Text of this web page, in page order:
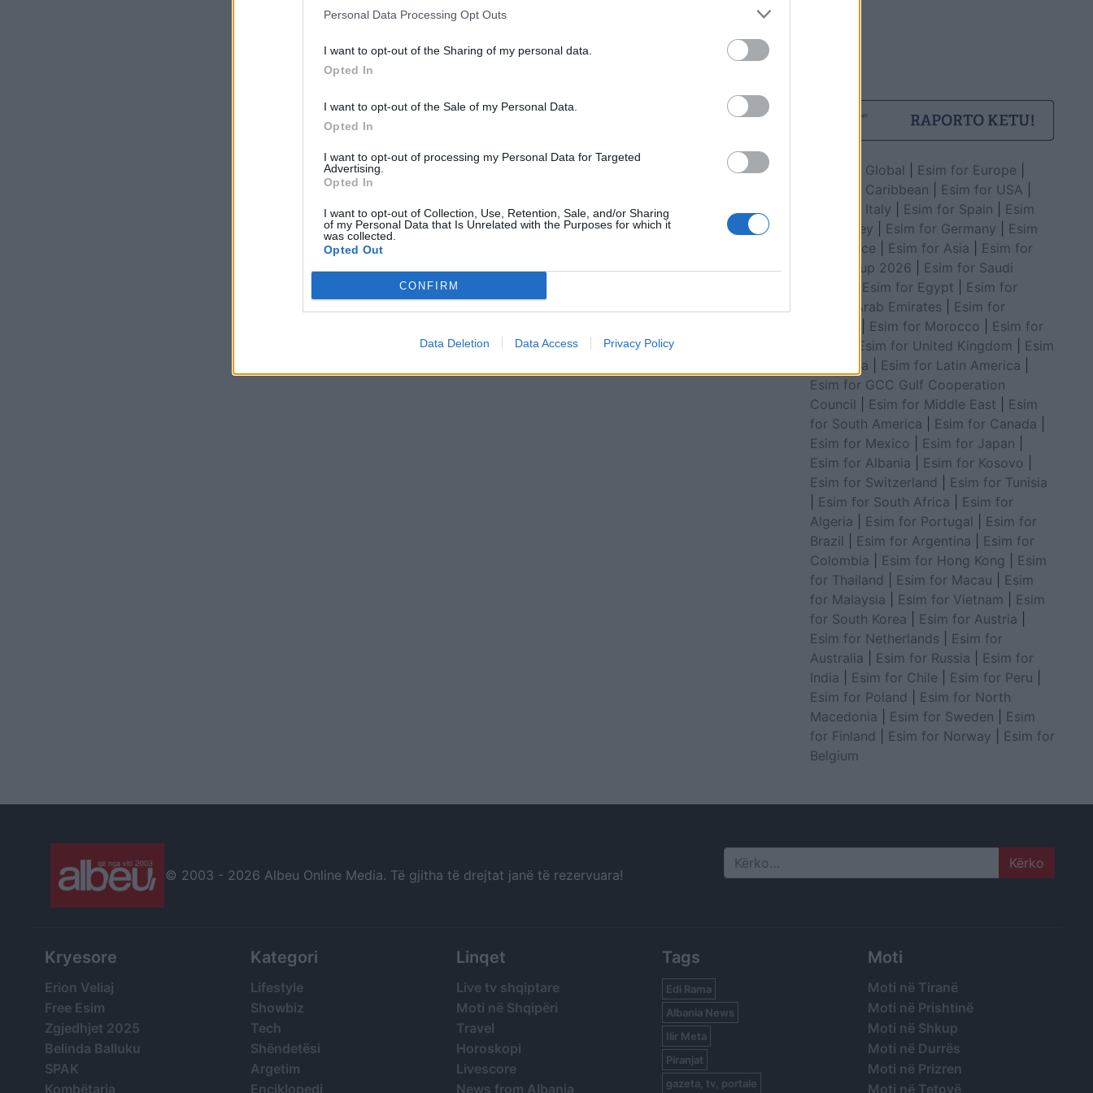
Personal Data Processing Opt Outs
I want to opt-out of the Sharing of my personal data.
Opted In
I want to opt-out of the Sale of my Personal Data.
Opted In
I want to opt-out of processing my Personal Data for Targeted
Advertising.
Opted In
I want to opt-out of Collection, Use, Retention, Sale, and/or Sharing
of my Personal Data that Is Unrelated with the Purposes for which it
was collected.
Opted Out
CONFIRM
Data Deletion Data Access Privacy Policy
Esim for Global Esim for Europe
Esim for Caribbean
Esim for USA
Esim for Italy
Esim for Spain
Esim
for Turkey
Esim for Germany
Esim
for Greece
Esim for Asia
Esim for
World Cup 2026
Esim for Saudi
Esim for Egypt
Esim for
United Arab Emirates
Esim for
Esim for Morocco
Esim for
Esim for United Kingdom
Esim
for Africa
Esim for Latin America
Esim for GCC Gulf Cooperation
Council
Esim for Middle East
Esim
for South America
Esim for Canada
Esim for Mexico
Esim for Japan
Esim for Albania
Esim for Kosovo
Esim for Switzerland
Esim for Tunisia
Esim for South Africa
Esim for
Algeria
Esim for Portugal
Esim for
Brazil
Esim for Argentina
Esim for
Colombia
Esim for Hong Kong
Esim
for Thailand
Esim for Macau
Esim
for Malaysia
Esim for Vietnam
Esim
for South Korea
Esim for Austria
Esim for Netherlands
Esim for
Australia
Esim for Russia
Esim for
India
Esim for Chile Esim for Peru
Esim for Poland
Esim for North
Macedonia
Esim for Sweden
Esim
for Finland
Esim for Norway
Esim for
Belgium
© 2003 - 2026 Albeu Online Media. Të gjitha të drejtat janë të rezervuara! Search
Kryesore
Erion Veliaj
Free Esim
Zgjedhjet 2025
Belinda Balluku
SPAK
Kombëtarja
Kategori
Lifestyle
Showbiz
Tech
Shëndetësi
Argetim
Enciklopedi
Linqet
Live tv shqiptare
Moti në Shqipëri
Travel
Horoskopi
Livescore
News from Albania
Tags
Edi Rama
Albania News
Ilir Meta
Piranjat
gazeta, tv, portale
Moti
Moti në Tiranë
Moti në Prishtinë
Moti në Shkup
Moti në Durrës
Moti në Prizren
Moti në Tetovë